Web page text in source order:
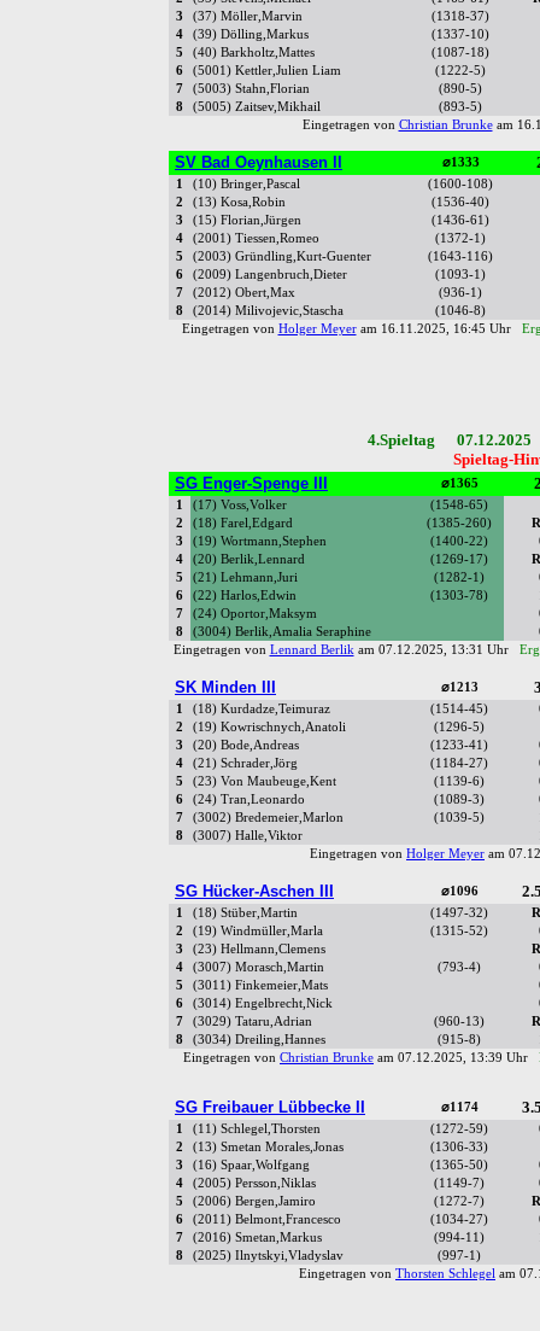
3
(37) Möller,Marvin
(1318-37)
4
(39) Dölling,Markus
(1337-10)
5
(40) Barkholtz,Mattes
(1087-18)
6
(5001) Kettler,Julien Liam
(1222-5)
7
(5003) Stahn,Florian
(890-5)
8
(5005) Zaitsev,Mikhail
(893-5)
Eingetragen von Christian Brunkeam
SV Bad Oeynhausen II ⌀1333
1 (10) Bringer,Pascal
(1600-108)
2
(13) Kosa,Robin
(1536-40)
3
(15) Florian,Jürgen
(1436-61)
4
(2001) Tiessen,Romeo
(1372-1)
5
(2003) Gründling,Kurt-Guenter
(1643-116)
6
(2009) Langenbruch,Dieter
(1093-1)
7
(2012) Obert,Max
(936-1)
8
(2014) Milivojevic,Stascha
(1046-8)
Eingetragen von Holger Meyeram 16.11.2025, 16:45 Uhr
4.Spieltag
Spieltag-
SG Enger-Spenge III
⌀1365
1 (17) Voss,Volker
(1548-65)
2
(18) Farel,Edgard (1385-260)
3
(19) Wortmann,Stephen (1400-22)
4
(20) Berlik,Lennard (1269-17)
5
(21) Lehmann,Juri (1282-1)
6
(22) Harlos,Edwin (1303-78)
7
(24) Oportor,Maksym
8
(3004) Berlik,Amalia Seraphine
Eingetragen von Lennard Berlikam 07.12.2025, 13:31 Uhr
SK Minden III ⌀1213
1 (18) Kurdadze,Teimuraz (1514-45)
2
(19) Kowrischnych,Anatoli
(1296-5)
3
(20) Bode,Andreas (1233-41)
4
(21) Schrader,Jörg (1184-27)
5
(23) Von Maubeuge,Kent (1139-6)
6
(24) Tran,Leonardo (1089-3)
7
(3002) Bredemeier,Marlon (1039-5)
8
(3007) Halle,Viktor
Eingetragen von Holger Meyer am
SG Hücker-Aschen III ⌀1096
1 (18) Stüber,Martin (1497-32)
2
(19) Windmüller,Marla (1315-52)
3
(23) Hellmann,Clemens
4
(3007) Morasch,Martin (793-4)
5
(3011) Finkemeier,Mats
6
(3014) Engelbrecht,Nick
7
(3029) Tataru,Adrian (960-13)
8
(3034) Dreiling,Hannes (915-8)
Eingetragen von Christian Brunke am 07.12.2025, 13:39 Uhr
SG Freibauer Lübbecke II ⌀1174
1 (11) Schlegel,Thorsten (1272-59)
2
(13) Smetan Morales,Jonas
(1306-33)
3
(16) Spaar,Wolfgang (1365-50)
4
(2005) Persson,Niklas (1149-7)
5
(2006) Bergen,Jamiro (1272-7)
6
(2011) Belmont,Francesco (1034-27)
7
(2016) Smetan,Markus (994-11)
8
(2025) Ilnytskyi,Vladyslav
(997-1)
Eingetragen von Thorsten Schlegel am